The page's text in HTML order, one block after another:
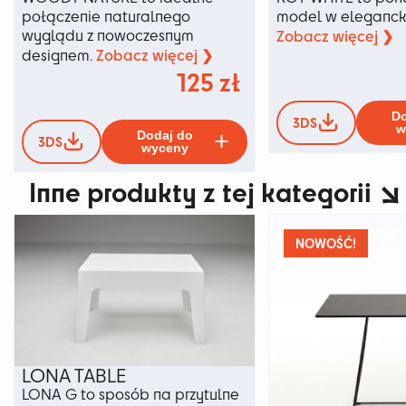
połączenie naturalnego
wyglądu z nowoczesnym
designem. Zobacz więcej ❯
125 zł
3DS
Dodaj do
wyceny
Ten
produkt
wiele
wariantów.
wybrać
model w
Zobacz więcej ❯
3DS
Inne produkty z tej kategorii
LONA TABLE
LONA G to sposób na przytulne
NOWOŚĆ!